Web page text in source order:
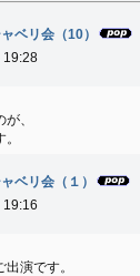
ベリ会（10）
19:28
、
ベリ会（１）
演です。